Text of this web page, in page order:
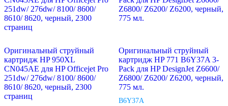
Оригинальный струйный
картридж HP 950XL
CN045AE для HP Officejet Pro
251dw/ 276dw/ 8100/ 8600/
8610/ 8620, черный, 2300
страниц
Оригинальный струйный
картридж HP 771 B6Y37A 3-
Pack для HP DesignJet Z6600/
Z6800/ Z6200/ Z6200, черный,
775 мл.
B6Y37A